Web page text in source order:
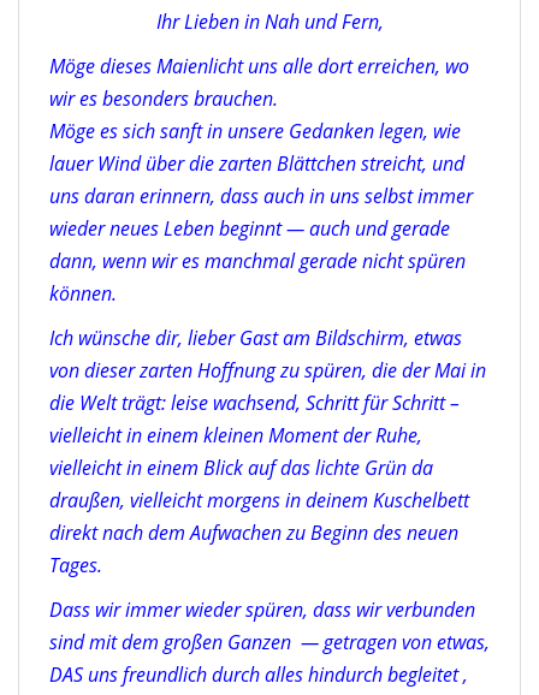
Ihr Lieben in Nah und Fern,
Möge dieses Maienlicht uns alle dort erreichen, wo
wir es besonders brauchen.
Möge es sich sanft in unsere Gedanken legen, wie
lauer Wind über die zarten Blättchen streicht, und
uns daran erinnern, dass auch in uns selbst immer
wieder neues Leben beginnt — auch und gerade
dann, wenn wir es manchmal gerade nicht spüren
können.
Ich wünsche dir, lieber Gast am Bildschirm, etwas
von dieser zarten Hoffnung zu spüren, die der Mai in
die Welt trägt: leise wachsend, Schritt für Schritt –
vielleicht in einem kleinen Moment der Ruhe,
vielleicht in einem Blick auf das lichte Grün da
draußen, vielleicht morgens in deinem Kuschelbett
direkt nach dem Aufwachen zu Beginn des neuen
Tages.
Dass wir immer wieder spüren, dass wir verbunden
sind mit dem großen Ganzen — getragen von etwas,
DAS uns freundlich durch alles hindurch begleitet ,